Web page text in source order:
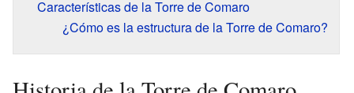
Características de la Torre de Comaro
¿Cómo es la estructura de la Torre de Comaro?